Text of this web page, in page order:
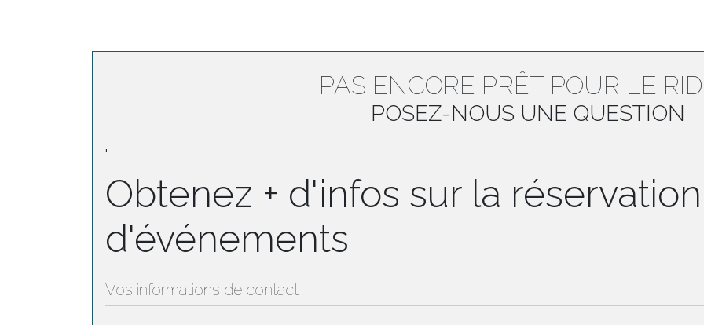
PAS ENCORE PRÊT POUR LE
POSEZ-NOUS UNE QUESTION
'
Obtenez + d'infos sur la réservation
d'événements
Vos informations de contact